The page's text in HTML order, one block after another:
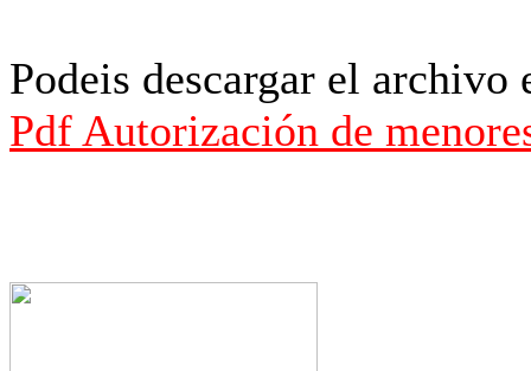
Podeis descargar el archivo
Pdf Autorización de